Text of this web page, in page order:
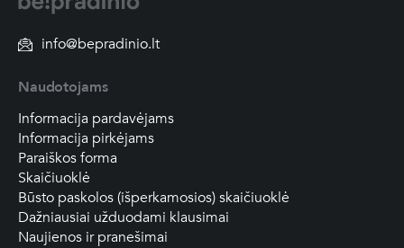
info@bepradinio.lt
Naudotojams
Informacija pardavėjams
Informacija pirkėjams
Paraiškos forma
Skaičiuoklė
Būsto paskolos (išperkamosios) skaičiuoklė
Dažniausiai užduodami klausimai
Naujienos ir pranešimai